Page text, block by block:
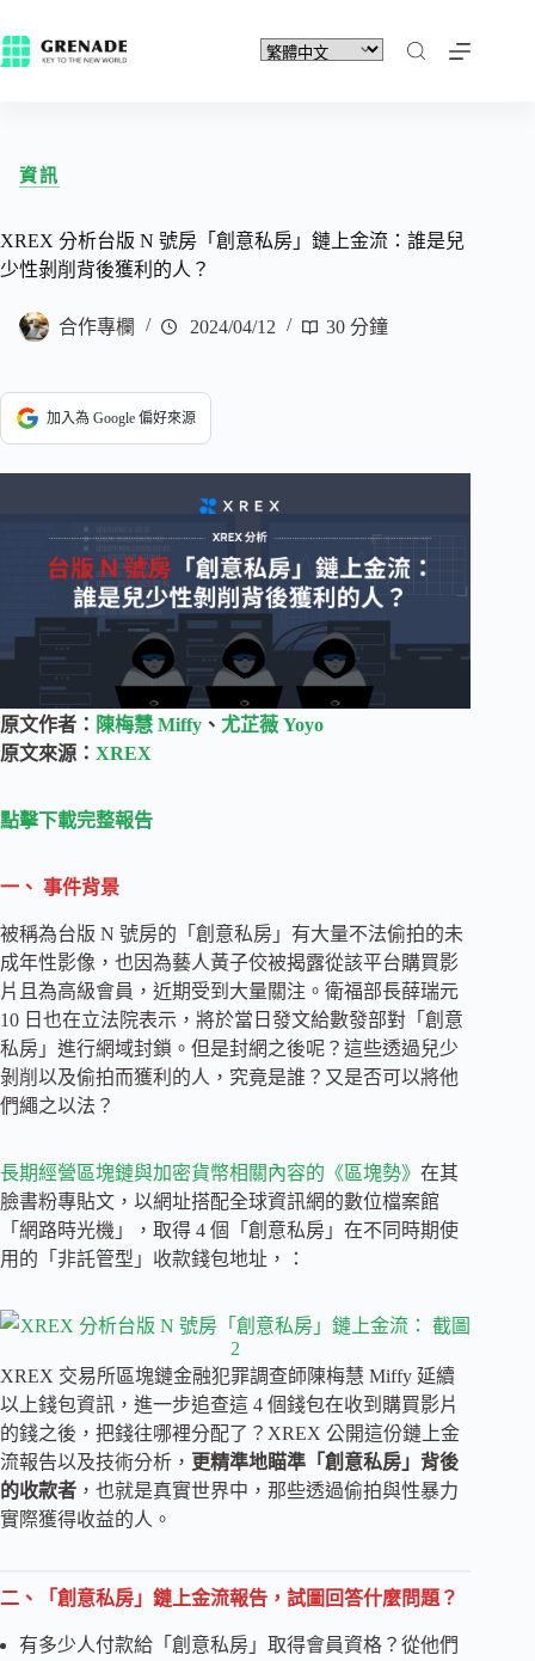
資訊
XREX 分析台版 N 號房「創意私房」鏈上金流：誰是兒
少性剝削背後獲利的人？
合作專欄 2024/04/12 30 分鐘
加入為 Google 偏好來源
原文作者： 陳梅慧 Miffy 、 尤芷薇 Yoyo
原文來源： XREX
點擊下載完整報告
一、 事件背景
被稱為台版 N 號房的「創意私房」有大量不法偷拍的未
成年性影像，也因為藝人黃子佼被揭露從該平台購買影
片且為高級會員，近期受到大量關注。衛福部長薛瑞元
10 日也在立法院表示，將於當日發文給數發部對「創意
私房」進行網域封鎖。但是封網之後呢？這些透過兒少
剝削以及偷拍而獲利的人，究竟是誰？又是否可以將他
們繩之以法？
長期經營區塊鏈與加密貨幣相關內容的《區塊勢》 在其
臉書粉專貼文，以網址搭配全球資訊網的數位檔案館
「網路時光機」，取得 4 個「創意私房」在不同時期使
用的「非託管型」收款錢包地址，：
XREX 交易所區塊鏈金融犯罪調查師陳梅慧 Miffy 延續
以上錢包資訊，進一步追查這 4 個錢包在收到購買影片
的錢之後，把錢往哪裡分配了？XREX 公開這份鏈上金
流報告以及技術分析， 更精準地瞄準「創意私房」背後
的收款者 ，也就是真實世界中，那些透過偷拍與性暴力
實際獲得收益的人。
二、「創意私房」鏈上金流報告，試圖回答什麼問題？
有多少人付款給「創意私房」取得會員資格？從他們